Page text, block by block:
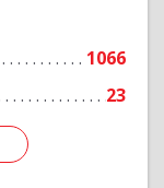
1066
23